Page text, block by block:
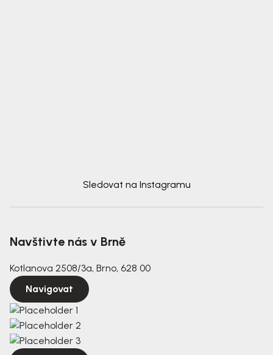
Sledovat na Instagramu
Navštivte nás v Brně
Kotlanova 2508/3a, Brno, 628 00
Navigovat